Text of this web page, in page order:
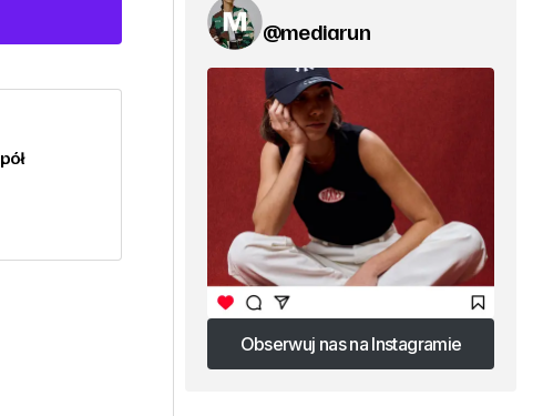
@mediarun
Obserwuj nas na Instagramie
Obserwuj nas na Instagramie